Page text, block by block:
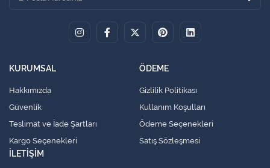
KURUMSAL
Hakkımızda
Güvenlik
Teslimat ve İade Şartları
Kargo Seçenekleri
ÖDEME
Gizlilik Politikası
Kullanım Koşulları
Ödeme Seçenekleri
Satış Sözleşmesi
İLETİŞİM